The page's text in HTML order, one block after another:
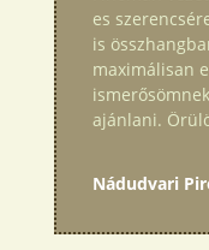
es
is
maximálisan
ajánlani.
Nádudvari